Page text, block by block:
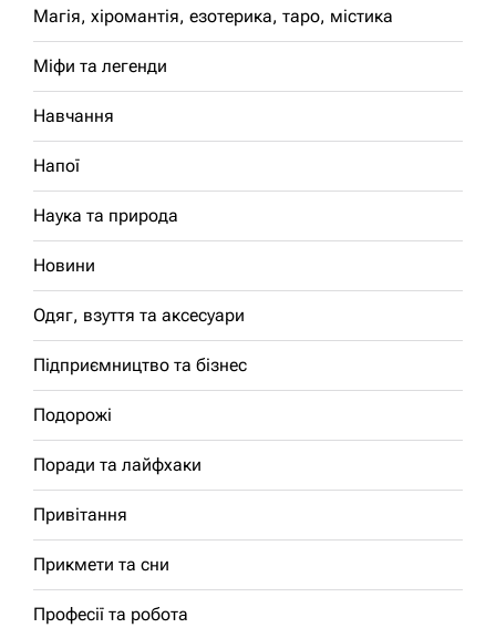
Магія, хіромантія, езотерика, таро, містика
Міфи та легенди
Навчання
Напої
Наука та природа
Новини
Одяг, взуття та аксесуари
Підприємництво та бізнес
Подорожі
Поради та лайфхаки
Привітання
Прикмети та сни
Професії та робота